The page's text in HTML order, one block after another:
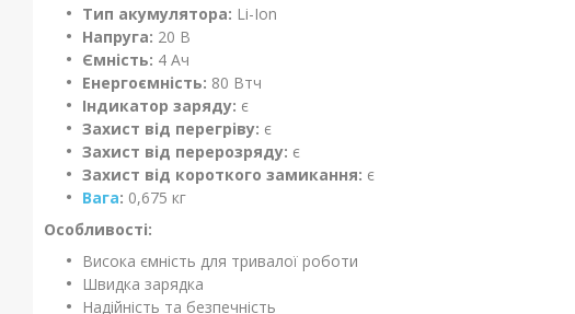
Тип акумулятора: Li-Ion
Напруга: 20 В
Ємність: 4 Ач
Енергоємність: 80 Втч
Індикатор заряду: є
Захист від перегріву: є
Захист від перерозряду: є
Захист від короткого замикання: є
Вага: 0,675 кг
Особливості:
Висока ємність для тривалої роботи
Швидка зарядка
Надійність та безпечність